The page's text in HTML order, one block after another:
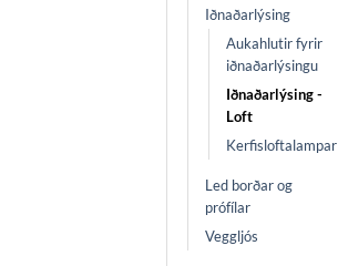
Iðnaðarlýsing
Aukahlutir fyrir
iðnaðarlýsingu
Iðnaðarlýsing -
Loft
Kerfisloftalampar
Led borðar og
prófílar
Veggljós